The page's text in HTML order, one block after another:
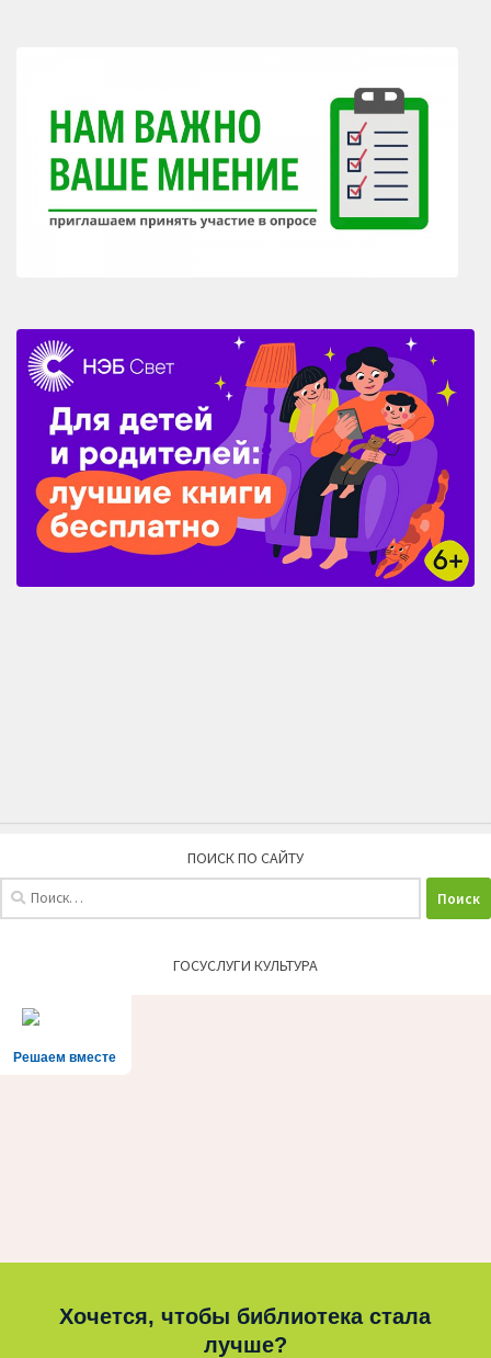
ПОИСК ПО САЙТУ
ГОСУСЛУГИ КУЛЬТУРА
Решаем вместе
Хочется, чтобы библиотека стала
лучше?